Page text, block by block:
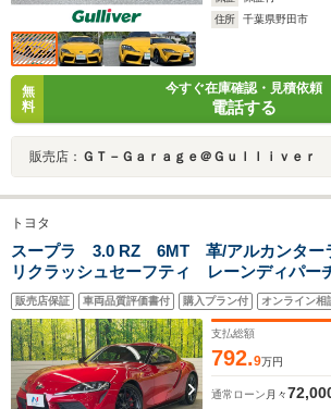
住所
千葉県野田市
無
料
今すぐ在庫確認・見積依頼
電話する
販売店： ＧＴ－Ｇａｒａｇｅ＠Ｇｕｌｌｉｖｅｒ
トヨタ
スープラ 3.0 RZ 6MT 革/アルカンター
リクラッシュセーフティ レーンディパー
ト ブラインドスポットモニター アダプ
ーム リアクロストラフィックアラート
サウンド
販売店保証 車両品質評価書付 購入プラン付 オンライン相
支払総額
792.9万円
通常ローン 月々